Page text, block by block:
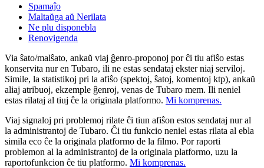
Spamaĵo
Maltaŭga aŭ Nerilata
Ne plu disponebla
Renovigenda
Via ŝato/malŝato, ankaŭ viaj ĝenro-proponoj por ĉi tiu afiŝo estas
konservita nur en Tubaro, ili ne estas sendataj ekster niaj serviloj.
Simile, la statistikoj pri la afiŝo (spektoj, ŝatoj, komentoj ktp), ankaŭ
aliaj atribuoj, ekzemple ĝenroj, venas de Tubaro mem. Ili neniel
estas rilataj al tiuj ĉe la originala platformo. Mi komprenas.
Viaj signaloj pri problemoj rilate ĉi tiun afiŝon estos sendataj nur al
la administrantoj de Tubaro. Ĉi tiu funkcio neniel estas rilata al ebla
simila eco ĉe la originala platformo de la filmo. Por raporti
problemon al la administrantoj de la originala platformo, uzu la
raportofunkcion ĉe tiu platformo. Mi komprenas.